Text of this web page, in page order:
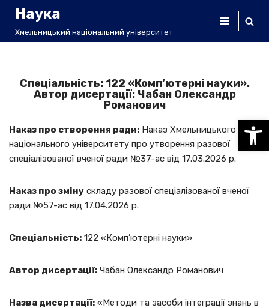
Перейти
Наука
Хмельницький національний університет
Спеціальність: 122 «Комп’ютерні науки».
Автор дисертації: Чабан Олександр
Романович
Наказ про створення ради: Наказ Хмельницького
національного університету про утворення разової
спеціалізованої вченої ради №37-ас від 17.03.2026 р.
Наказ про зміну складу разової спеціалізованої вченої
ради №57-ас від 17.04.2026 р.
Спеціальність: 122 «Комп’ютерні науки»
Автор дисертації: Чабан Олександр Романович
Назва дисертації: «Методи та засоби інтеграції знань в